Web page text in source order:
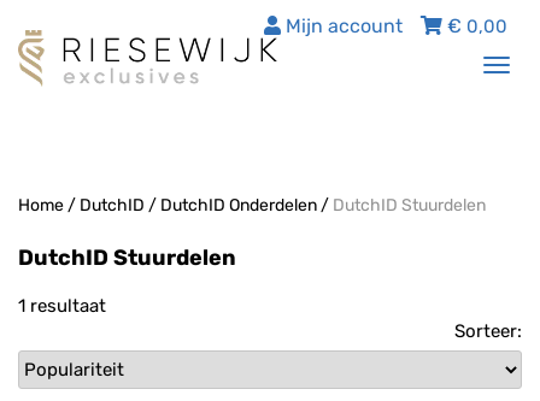
€ 0,00
Mijn account
Home/ DutchID / DutchID Onderdelen/ DutchID Stuurdelen
DutchID Stuurdelen
1 resultaat
Sorteer: